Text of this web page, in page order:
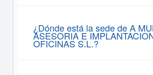
¿Dónde está la sede de A
ASESORIA E
OFICINAS S.L.?